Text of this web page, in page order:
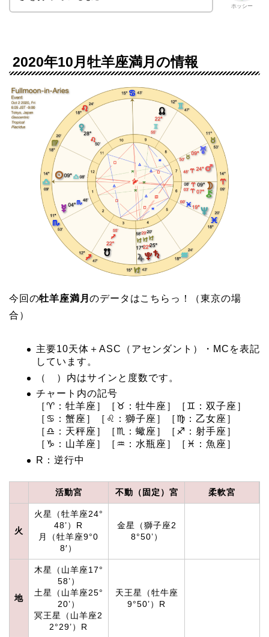
ホッシー
2020年10月牡羊座満月の情報
今回の牡羊座満月のデータはこちらっ！（東京の場
合）
主要10天体＋ASC（アセンダント）・MCを表記
しています。
（ ）内はサインと度数です。
チャート内の記号
［♈：牡羊座］［♉：牡牛座］［♊：双子座］
［♋：蟹座］［♌：獅子座］［♍：乙女座］
［♎：天秤座］［♏：蠍座］［♐：射手座］
［♑：山羊座］［♒：水瓶座］［♓：魚座］
R：逆行中
活動宮 不動（固定）宮 柔軟宮
火
火星（牡羊座24°
48’）R
月（牡羊座9°0
8′）
金星（獅子座2
8°50’）
地
木星（山羊座17°
58’）
土星（山羊座25°
20’）
冥王星（山羊座2
2°29’）R
天王星（牡牛座
9°50’）R